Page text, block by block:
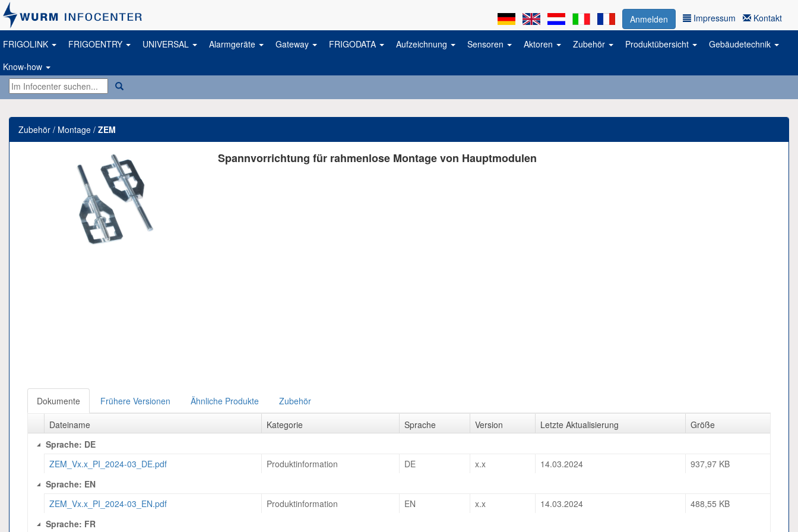
Anmelden Impressum Kontakt
FRIGOLINK FRIGOENTRY UNIVERSAL Alarmgeräte Gateway FRIGODATA Aufzeichnung Sensoren Aktoren Zubehör Produktübersicht
Gebäudetechnik
Know-how
Zubehör / Montage / ZEM
Spannvorrichtung für rahmenlose Montage von Hauptmodulen
Dokumente Frühere Versionen Ähnliche Produkte
Zubehör
Dateiname
Kategorie Sprache Version Letzte Aktualisierung
Größe
Sprache: DE
ZEM_Vx.x_PI_2024-03_DE.pdf
Produktinformation DE x.x 14.03.2024
937,97 KB
Sprache: EN
ZEM_Vx.x_PI_2024-03_EN.pdf
Produktinformation EN x.x 14.03.2024
488,55 KB
Sprache: FR